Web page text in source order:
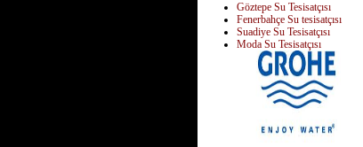
Göztepe Su Tesisatçısı
Fenerbahçe Su tesisatçısı
Suadiye Su Tesisatçısı
Moda Su Tesisatçısı